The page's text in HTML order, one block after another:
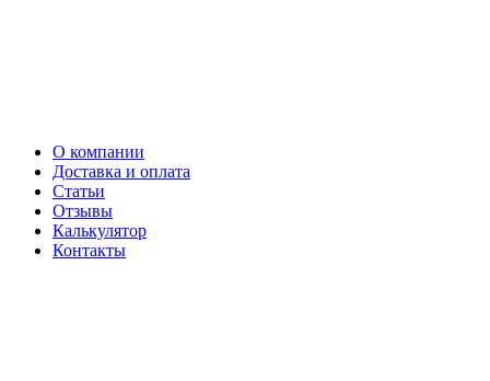
О компании
Доставка и оплата
Статьи
Отзывы
Калькулятор
Контакты